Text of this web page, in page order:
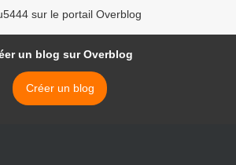
sur le portail Overblog
un blog sur Overblog
Créer un blog